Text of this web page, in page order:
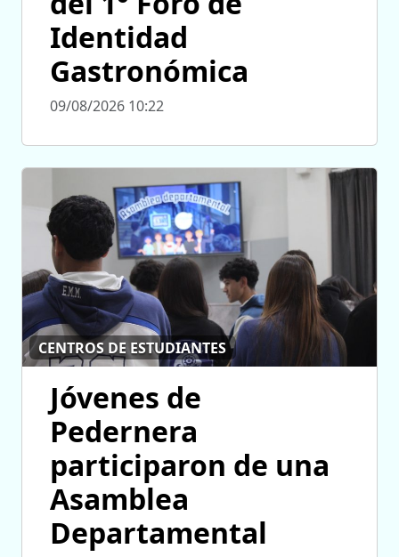
Identidad
Gastronómica
09/08/2026 10:22
CENTROS DE ESTUDIANTES
Jóvenes de
Pedernera
participaron de una
Asamblea
Departamental